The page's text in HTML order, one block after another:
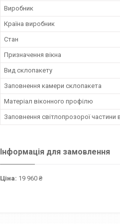
Виробник
Країна виробник
Стан
Призначення вікна
Вид склопакету
Заповнення камери склопакета
Матеріал віконного профілю
Заповнення світлопрозорої частини
Інформація для замовлення
Ціна: 19 960 ₴